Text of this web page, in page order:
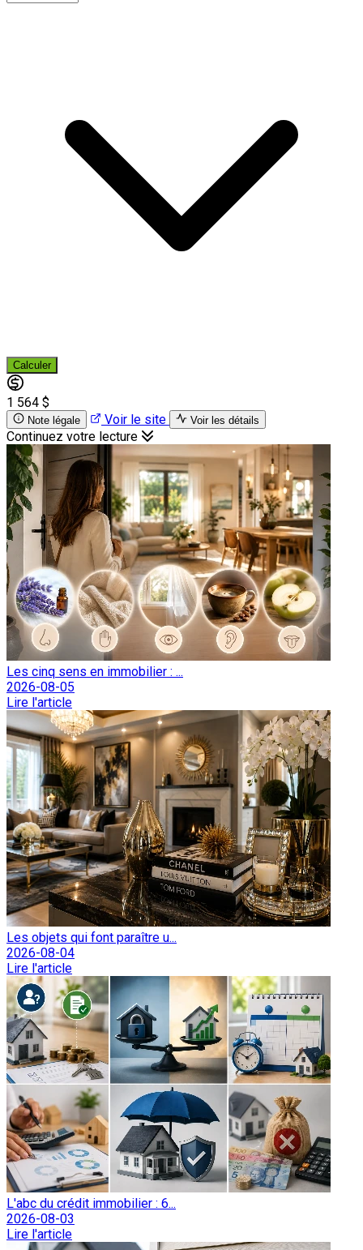
Calculer
1 564 $
Note légale Voir le site Voir les détails
Continuez votre lecture
Les cinq sens en immobilier : ...
2026-08-05
Lire l'article
Les objets qui font paraître u...
2026-08-04
Lire l'article
L'abc du crédit immobilier : 6...
2026-08-03
Lire l'article